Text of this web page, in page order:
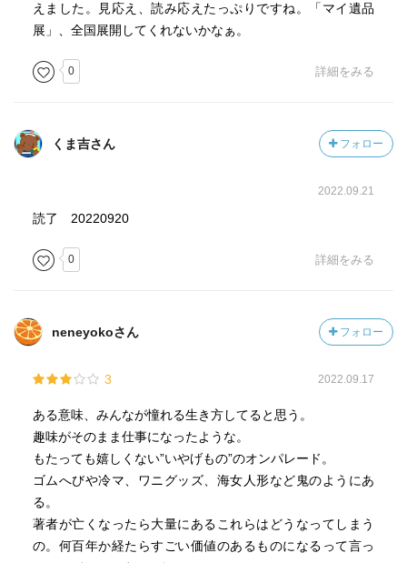
えました。見応え、読み応えたっぷりですね。「マイ遺品
展」、全国展開してくれないかなぁ。
0 詳細をみる
くま吉さん フォロー
2022.09.21
読了 20220920
0 詳細をみる
neneyokoさん フォロー
3 2022.09.17
ある意味、みんなが憧れる生き方してると思う。
趣味がそのまま仕事になったような。
もたっても嬉しくない”いやげもの”のオンパレード。
ゴムへびや冷マ、ワニグッズ、海女人形など鬼のようにあ
る。
著者が亡くなったら大量にあるこれらはどうなってしまう
の。何百年か経たらすごい価値のあるものになるって言っ